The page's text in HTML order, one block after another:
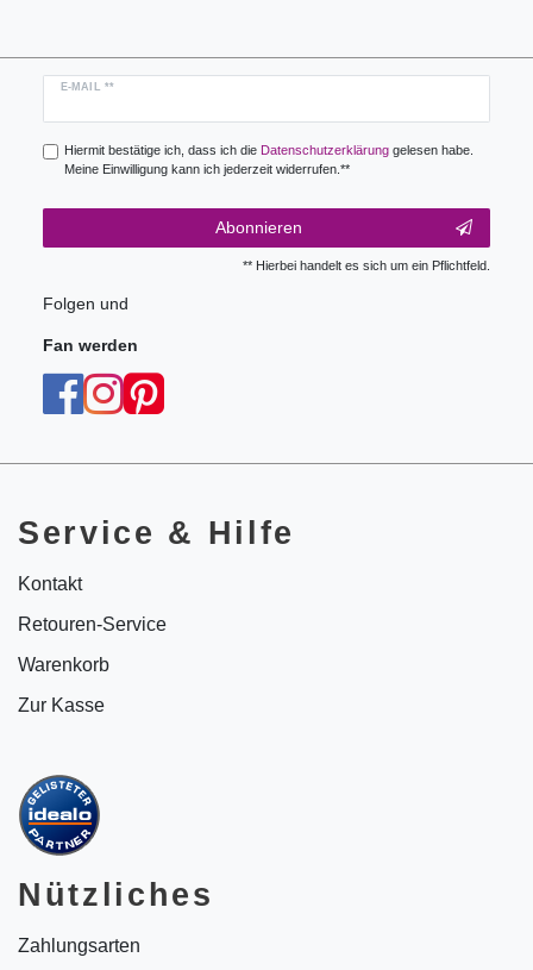
E-MAIL **
Newsletter
Hiermit bestätige ich, dass ich die Daten­schutz­erklärunggelesen habe.
Meine Einwilligung kann ich jederzeit widerrufen.**
Abonnieren
** Hierbei handelt es sich um ein Pflichtfeld.
Folgen und
Fan werden
Service & Hilfe
Kontakt
Retouren-Service
Warenkorb
Zur Kasse
Nützliches
Zahlungsarten